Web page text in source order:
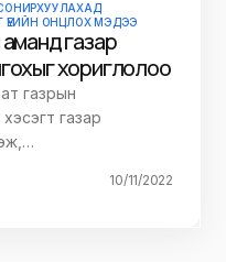
ҮЕИЙН ОНЦЛОХ МЭДЭЭ
газар
хориглолоо
газрын
газар
10/11/2022